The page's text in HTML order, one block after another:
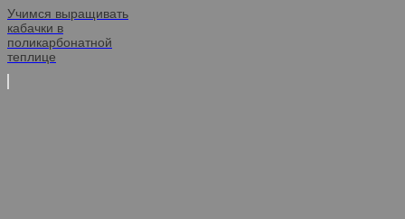
Учимся выращивать
кабачки в
поликарбонатной
теплице